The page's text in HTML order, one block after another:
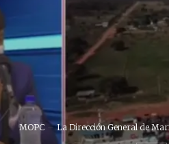
MOPC La Dirección General de